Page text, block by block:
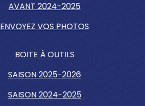
AVANT 2024-2025
ENVOYEZ VOS PHOTOS
BOITE À OUTILS
SAISON 2025-2026
SAISON 2024-2025